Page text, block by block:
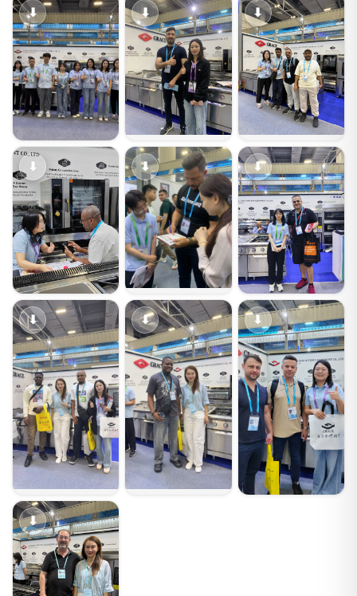
⬇ ⬇ ⬇
⬇ ⬇ ⬇
⬇ ⬇ ⬇
⬇